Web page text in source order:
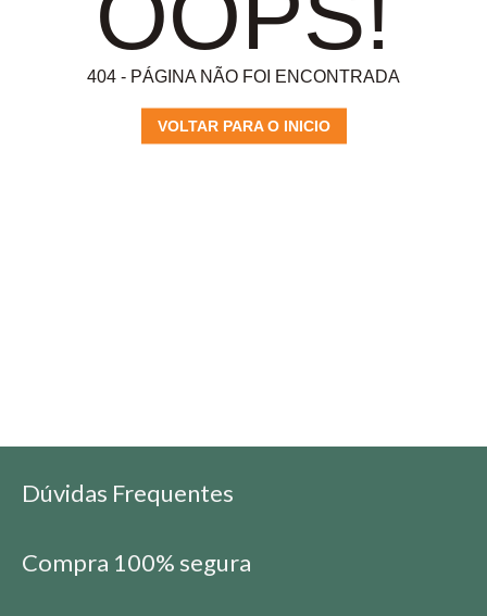
404 - PÁGINA NÃO FOI ENCONTRADA
VOLTAR PARA O INICIO
Dúvidas Frequentes
Compra 100% segura